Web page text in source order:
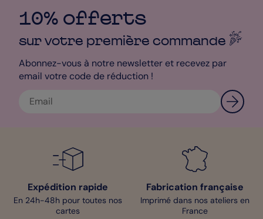
imprimés sur un papier satiné de qualité et sont envoyés dans
des tubes protecteurs seulement 48h après leur création, alors
Cindy - Designer
10% offerts
sur votre première commande
Abonnez-vous à notre newsletter et recevez par
email votre code de réduction !
Expédition rapide
En 24h-48h pour toutes nos
cartes
Fabrication française
Imprimé dans nos ateliers en
France